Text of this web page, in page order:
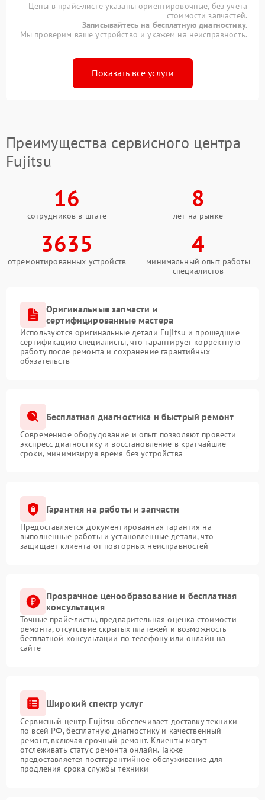
Цены в прайс-листе указаны ориентировочные, без учета
стоимости запчастей.
Записывайтесь на бесплатную диагностику.
Мы проверим ваше устройство и укажем на неисправность.
Показать все услуги
Преимущества сервисного центра
Fujitsu
16
сотрудников в штате
8
лет на рынке
3635
отремонтированных устройств
4
минимальный опыт работы
специалистов
Оригинальные запчасти и
сертифицированные мастера
Используются оригинальные детали Fujitsu и прошедшие
сертификацию специалисты, что гарантирует корректную
работу после ремонта и сохранение гарантийных
обязательств
Бесплатная диагностика и быстрый ремонт
Современное оборудование и опыт позволяют провести
экспресс-диагностику и восстановление в кратчайшие
сроки, минимизируя время без устройства
Гарантия на работы и запчасти
Предоставляется документированная гарантия на
выполненные работы и установленные детали, что
защищает клиента от повторных неисправностей
Прозрачное ценообразование и бесплатная
консультация
Точные прайс-листы, предварительная оценка стоимости
ремонта, отсутствие скрытых платежей и возможность
бесплатной консультации по телефону или онлайн на
сайте
Широкий спектр услуг
Сервисный центр Fujitsu обеспечивает доставку техники
по всей РФ, бесплатную диагностику и качественный
ремонт, включая срочный ремонт. Клиенты могут
отслеживать статус ремонта онлайн. Также
предоставляется постгарантийное обслуживание для
продления срока службы техники